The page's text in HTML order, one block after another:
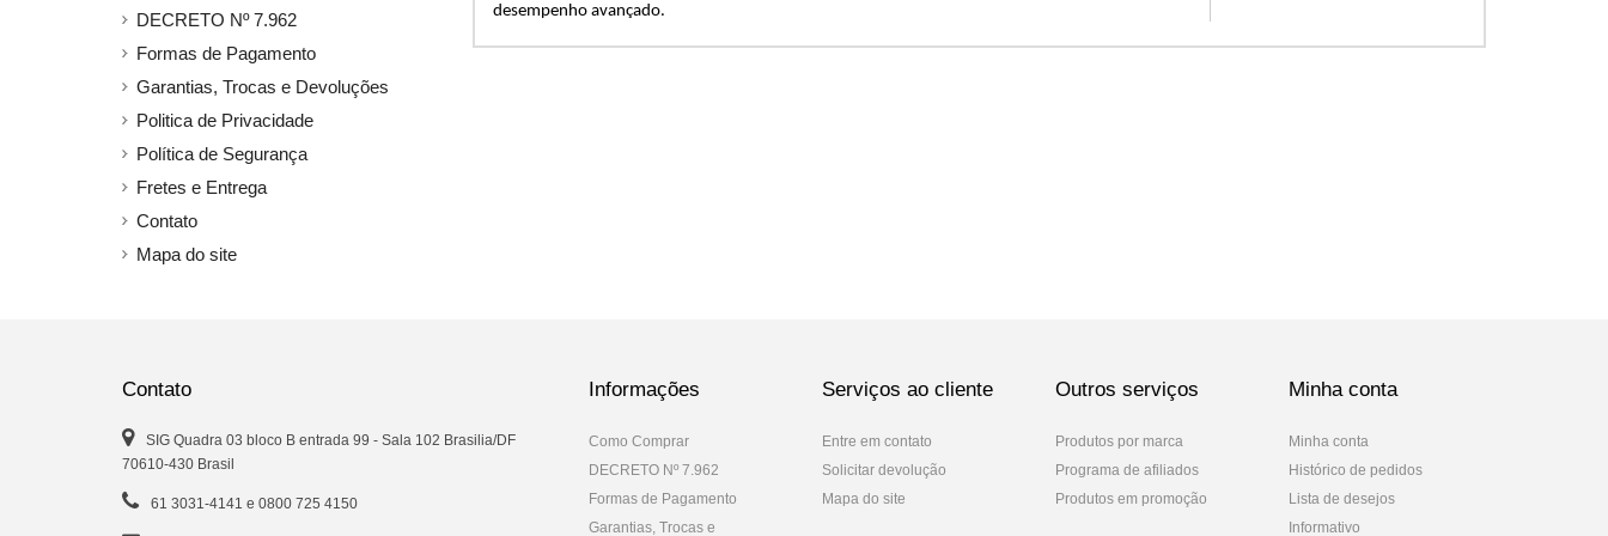
DECRETO Nº 7.962
Formas de Pagamento
Garantias, Trocas e Devoluções
Politica de Privacidade
Política de Segurança
Fretes e Entrega
Contato
Mapa do site
desempenho avançado.
Contato
SIG Quadra 03 bloco B entrada 99 - Sala 102 Brasilia/DF
70610-430 Brasil
61 3031-4141 e 0800 725 4150
Informações
Como Comprar
DECRETO Nº 7.962
Formas de Pagamento
Garantias, Trocas e
Serviços ao cliente
Entre em contato
Solicitar devolução
Mapa do site
Outros serviços
Produtos por marca
Programa de afiliados
Produtos em promoção
Minha conta
Minha conta
Histórico de pedidos
Lista de desejos
Informativo